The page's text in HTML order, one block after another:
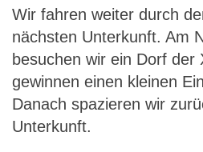
Wir fahren weiter durch
nächsten Unterkunft. Am
besuchen wir ein Dorf der
gewinnen einen kleinen
Danach spazieren wir
Unterkunft.